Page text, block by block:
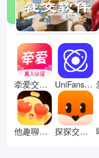
牵爱交友平台 UniFans安卓中文版
他趣聊天软件 探探交友平台